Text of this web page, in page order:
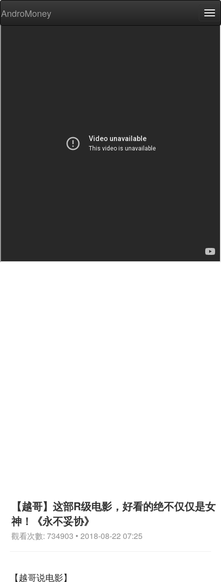
AndroMoney
【越哥】这部R级电影，好看的绝不仅仅是女
神！《永不妥协》
觀看次數: 734903 • 2018-08-22 07:25
【越哥说电影】